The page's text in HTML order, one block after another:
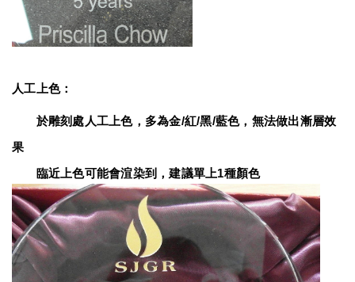
人工上色：
於雕刻處人工上色，多為金/紅/黑/藍色，無法做出漸層效
果
臨近上色可能會渲染到，建議單上1種顏色